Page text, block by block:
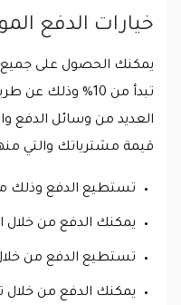
خيارات الدفع
يمكنك الحصول على
تبدأ من 10%
العديد من وسائل الدفع
قيمة مشترياتك والتي
تستطيع الدفع وذلك
يمكنك الدفع من خلال
تستطيع الدفع من
يمكنك الدفع من